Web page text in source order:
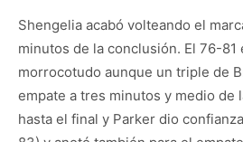
Shengelia acabó volteando el
minutos de la conclusión. El 76-81
morrocotudo aunque un triple de
empate a tres minutos y medio de
hasta el final y Parker dio